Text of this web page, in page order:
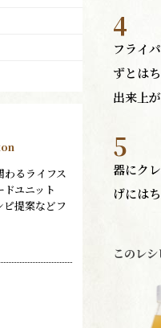
るライフス
ユニット
提案などフ
4
フライ
ずとは
出来上が
5
器にク
げには
このレ